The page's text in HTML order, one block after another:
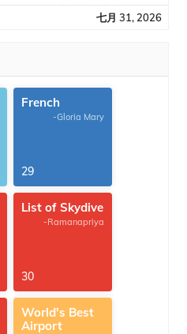
七月 31, 2026
French
-Gloria Mary
29
List of Skydive
-Ramanapriya
30
World's Best
Airport